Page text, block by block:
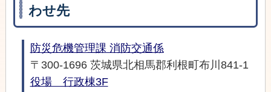
わせ先
防災危機管理課 消防交通係
〒300-1696 茨城県北相馬郡利根町布川841-1
役場 行政棟3F